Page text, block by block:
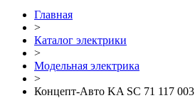
Главная
>
Каталог электрики
>
Модельная электрика
>
Концепт-Авто KA SC 71 117 003